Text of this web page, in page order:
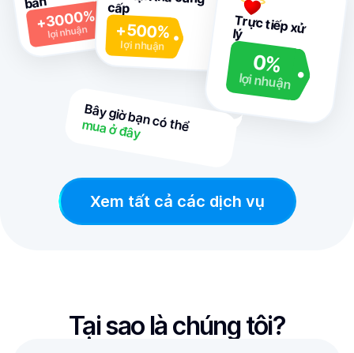
+3000%
lợi nhuận
cấp
+500%
lợi nhuận
Trực tiếp xử
lý
0%
lợi nhuận
Xem tất cả các dịch vụ
Bây giờ bạn có thể
mua ở đây
Tại sao là chúng tôi?